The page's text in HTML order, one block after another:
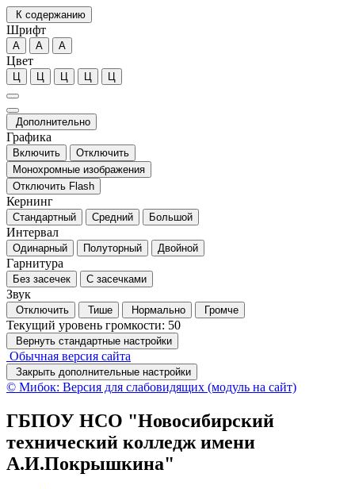
К содержанию
Шрифт
А А А
Цвет
Ц Ц Ц Ц Ц
Дополнительно
Графика
Включить
Отключить
Монохромные изображения
Отключить Flash
Кернинг
Стандартный Средний Большой
Интервал
Одинарный Полуторный Двойной
Гарнитура
Без засечек С засечками
Звук
Отключить Тише Нормально Громче
Текущий уровень громкости: 50
Вернуть стандартные настройки
Обычная версия сайта
Закрыть дополнительные настройки
© Мибок: Версия для слабовидящих (модуль на сайт)
ГБПОУ НСО "Новосибирский
технический колледж имени
А.И.Покрышкина"